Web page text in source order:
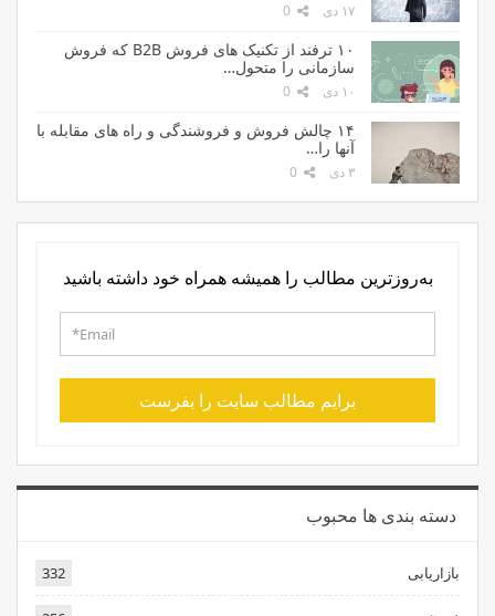
۱۷ دی
۱۰ ترفند از تکنیک های فروش B2B که فروش
سازمانی را متحول…
۱۰ دی
۱۴ چالش فروش و فروشندگی و راه های مقابله با
آنها را…
۳ دی
به‌روزترین مطالب را همیشه همراه خود داشته باشید
برایم مطالب سایت را بفرست
دسته بندی ها محبوب
بازاریابی 332